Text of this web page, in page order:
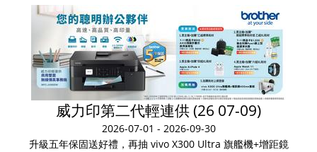
威力印第二代輕連供 (26 07-09)
2026-07-01 - 2026-09-30
升級五年保固送好禮，再抽 vivo X300 Ultra 旗艦機+增距鏡